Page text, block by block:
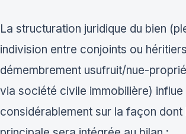
La structuration juridique du bien
indivision entre conjoints ou
démembrement usufruit/nue-
via société civile immobilière) influe
considérablement sur la façon dont